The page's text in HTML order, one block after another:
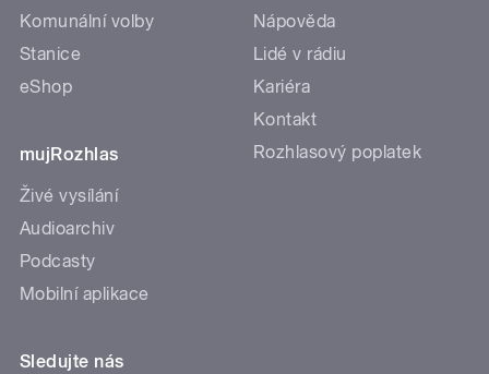
Komunální volby
Stanice
eShop
mujRozhlas
Živé vysílání
Audioarchiv
Podcasty
Mobilní aplikace
Nápověda
Lidé v rádiu
Kariéra
Kontakt
Rozhlasový poplatek
Sledujte nás